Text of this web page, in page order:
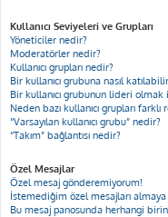
Kullanıcı Seviyeleri ve Grupları
Yöneticiler nedir?
Moderatörler nedir?
Kullanıcı grupları nedir?
Bir kullanıcı grubuna nasıl
Bir kullanıcı grubunun lideri
Neden bazı kullanıcı grupları
“Varsayılan kullanıcı grubu” nedir?
“Takım” bağlantısı nedir?
Özel Mesajlar
Özel mesaj gönderemiyorum!
İstemediğim özel mesajları
Bu mesaj panosunda herhangi